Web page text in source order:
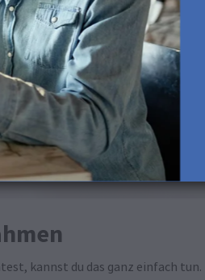
kannst du das ganz einfach tun.